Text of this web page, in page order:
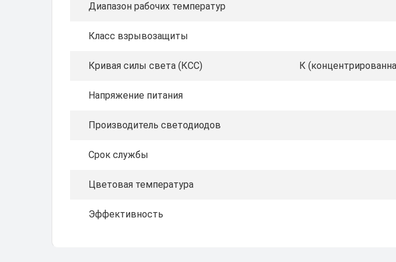
Диапазон рабочих температур
Класс взрывозащиты
Кривая силы света (КСС) К
Напряжение питания
Производитель светодиодов
Срок службы
Цветовая температура
Эффективность